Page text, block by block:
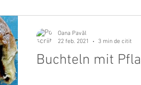
Buchteln mit
Oana Pavăl
22 feb. 2021
3 min de citit